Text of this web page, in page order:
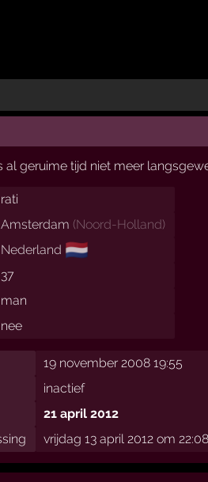
al geruime tijd niet meer
rati
Amsterdam (Noord-Holland)
Nederland 🇳🇱
37
man
nee
19 november 2008 19:55
inactief
21 april 2012
vrijdag 13 april 2012 om 22:08